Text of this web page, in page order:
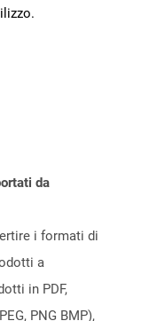
da
i formati di
a
in PDF,
PNG BMP),